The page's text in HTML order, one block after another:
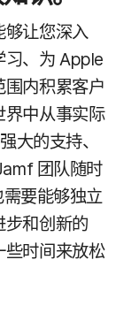
够​让​您​深入​
习、​为 Apple
内​积累​客户​
界​中​从事​实际​
大​的​支持、​
团队​随时​
要​能够​独立​
步​和​创新​的​
些​时间​来​放松​